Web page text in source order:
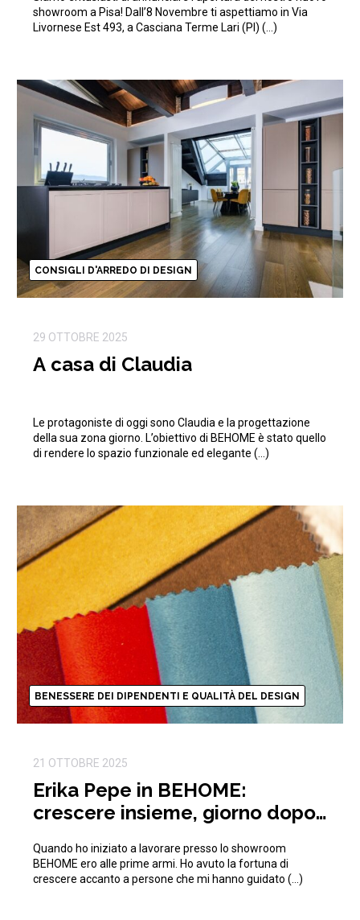
showroom a Pisa! Dall’8 Novembre ti aspettiamo in Via
Livornese Est 493, a Casciana Terme Lari (PI) (…)
CONSIGLI D'ARREDO DI DESIGN
29 OTTOBRE 2025
A casa di Claudia
Le protagoniste di oggi sono Claudia e la progettazione
della sua zona giorno. L’obiettivo di BEHOME è stato quello
di rendere lo spazio funzionale ed elegante (…)
BENESSERE DEI DIPENDENTI E QUALITÀ DEL DESIGN
21 OTTOBRE 2025
Erika Pepe in BEHOME:
crescere insieme, giorno dopo
Quando ho iniziato a lavorare presso lo showroom
BEHOME ero alle prime armi. Ho avuto la fortuna di
crescere accanto a persone che mi hanno guidato (…)